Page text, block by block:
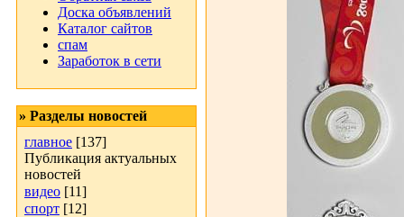
Доска объявлений
Каталог сайтов
спам
Заработок в сети
» Разделы новостей
главное [137]
Публикация актуальных
новостей
видео [11]
спорт [12]